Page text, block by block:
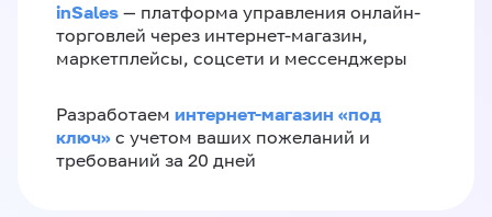
inSales — платформа управления онлайн-
торговлей через интернет-магазин,
маркетплейсы, соцсети и мессенджеры
Разработаем интернет-магазин «‎под
ключ»‎ с учетом ваших пожеланий и
требований за 20 дней